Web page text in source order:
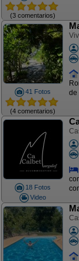
(3 comentarios)
41 Fotos
(4 comentarios)
de
18 Fotos
Video